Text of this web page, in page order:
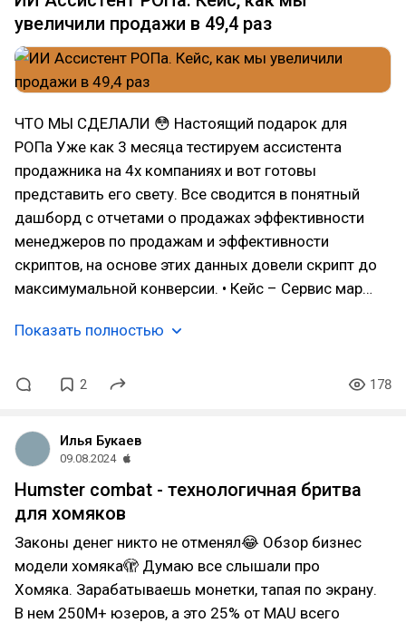
увеличили продажи в 49,4 раз
ЧТО МЫ СДЕЛАЛИ 😳 Настоящий подарок для
РОПа Уже как 3 месяца тестируем ассистента
продажника на 4х компаниях и вот готовы
представить его свету. Все сводится в понятный
дашборд с отчетами о продажах эффективности
менеджеров по продажам и эффективности
скриптов, на основе этих данных довели скрипт до
максимумальной конверсии. • Кейс – Сервис мар…
Показать полностью
2 178
Илья Букаев
09.08.2024
Humster combat - технологичная бритва
для хомяков
Законы денег никто не отменял😂 Обзор бизнес
модели хомяка🫣 Думаю все слышали про
Хомяка. Зарабатываешь монетки, тапая по экрану.
В нем 250M+ юзеров, а это 25% от MAU всего